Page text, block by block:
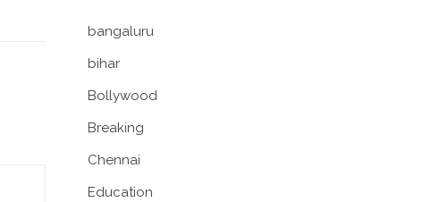
bangaluru
bihar
Bollywood
Breaking
Chennai
Education